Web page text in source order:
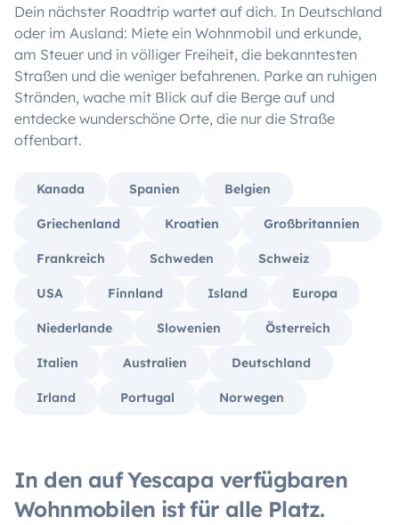
Dein nächster Roadtrip wartet auf dich. In Deutschland
oder im Ausland: Miete ein Wohnmobil und erkunde,
am Steuer und in völliger Freiheit, die bekanntesten
Straßen und die weniger befahrenen. Parke an ruhigen
Stränden, wache mit Blick auf die Berge auf und
entdecke wunderschöne Orte, die nur die Straße
offenbart.
Kanada Spanien Belgien
Griechenland Kroatien Großbritannien
Frankreich Schweden Schweiz
USA Finnland Island Europa
Niederlande Slowenien Österreich
Italien Australien Deutschland
Irland Portugal Norwegen
In den auf Yescapa verfügbaren
Wohnmobilen ist für alle Platz.